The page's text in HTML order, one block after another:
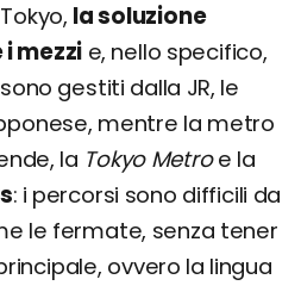
la soluzione
mezzi e, nello specifico,
gestiti dalla JR, le
mentre la metro
la Tokyo Metroe la
: i percorsi sono difficili da
le fermate, senza tener
ovvero la lingua